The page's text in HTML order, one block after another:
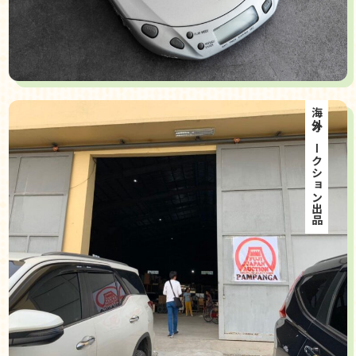
海外オークション出品